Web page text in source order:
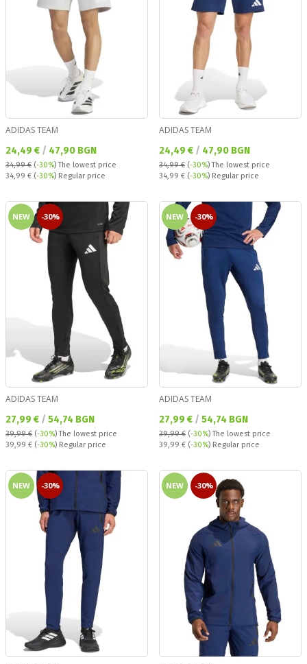
ADIDAS TEAM
Текуща цена:
24,49 € / 47,90 BGN
34,99 € (-30%)The lowest price
Regular price:
34,99 € (-30%) Regular price
ADIDAS TEAM
Текуща цена:
24,49 € / 47,90 BGN
34,99 € (-30%)The lowest price
Regular price:
34,99 € (-30%) Regular price
NEW -30%
ADIDAS TEAM
Текуща цена:
27,99 € / 54,74 BGN
39,99 € (-30%)The lowest price
Regular price:
39,99 € (-30%) Regular price
NEW -30%
ADIDAS TEAM
Текуща цена:
27,99 € / 54,74 BGN
39,99 € (-30%)The lowest price
Regular price:
39,99 € (-30%) Regular price
NEW -30% NEW -30%